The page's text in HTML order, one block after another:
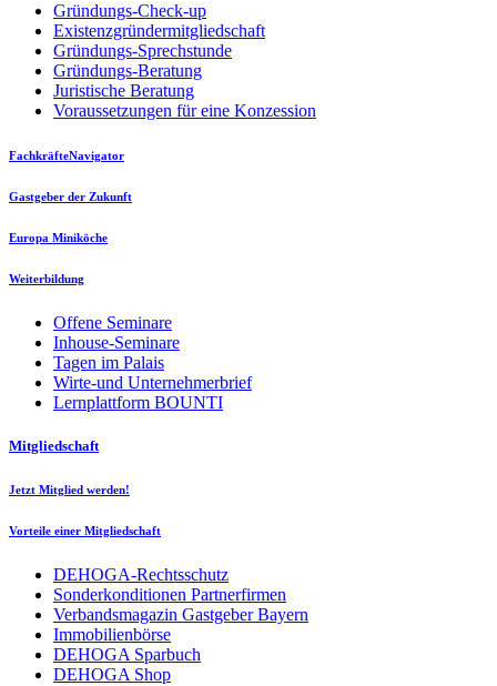
Gründungs-Check-up
Existenzgründermitgliedschaft
Gründungs-Sprechstunde
Gründungs-Beratung
Juristische Beratung
Voraussetzungen für eine Konzession
FachkräfteNavigator
Gastgeber der Zukunft
Europa Miniköche
Weiterbildung
Offene Seminare
Inhouse-Seminare
Tagen im Palais
Wirte-und Unternehmerbrief
Lernplattform BOUNTI
Mitgliedschaft
Jetzt Mitglied werden!
Vorteile einer Mitgliedschaft
DEHOGA-Rechtsschutz
Sonderkonditionen Partnerfirmen
Verbandsmagazin Gastgeber Bayern
Immobilienbörse
DEHOGA Sparbuch
DEHOGA Shop